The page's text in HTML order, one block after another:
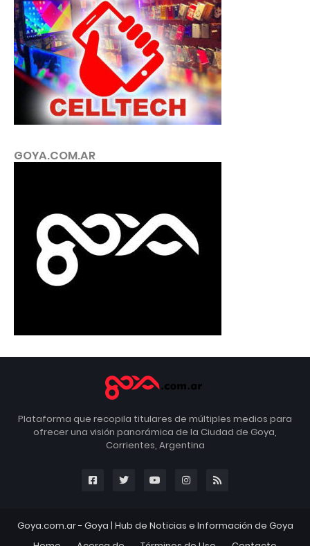
GOYA.COM.AR
Plataforma que recopila titulares de múltiples medios para
ofrecer una visión panorámica de la Ciudad de Goya,
Corrientes, Argentina
Goya.com.ar - Goya | Hub de Noticias e Información de Goya